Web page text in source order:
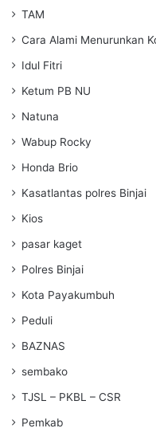
TAM
Cara Alami Menurunkan
Idul Fitri
Ketum PB NU
Natuna
Wabup Rocky
Honda Brio
Kasatlantas polres Binjai
Kios
pasar kaget
Polres Binjai
Kota Payakumbuh
Peduli
BAZNAS
sembako
TJSL – PKBL – CSR
Pemkab